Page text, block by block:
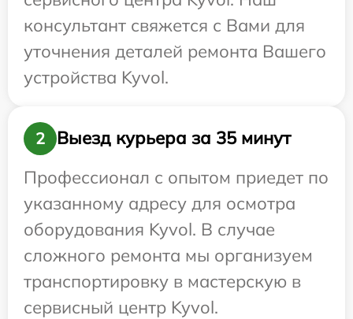
консультант свяжется с Вами для
уточнения деталей ремонта Вашего
устройства Kyvol.
2
Выезд курьера за 35 минут
Профессионал с опытом приедет по
указанному адресу для осмотра
оборудования Kyvol. В случае
сложного ремонта мы организуем
транспортировку в мастерскую в
сервисный центр Kyvol.